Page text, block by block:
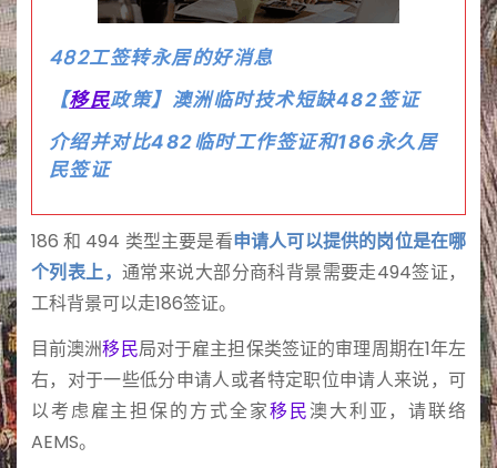
482工签转永居的好消息
【移民政策】澳洲临时技术短缺482签证
介绍并对比482临时工作签证和186永久居
民签证
186 和 494 类型主要是看申请人可以提供的岗位是在哪
个列表上， 通常来说大部分商科背景需要走494签证，
工科背景可以走186签证。
目前澳洲移民局对于雇主担保类签证的审理周期在1年左
右，对于一些低分申请人或者特定职位申请人来说，可
以考虑雇主担保的方式全家移民澳大利亚，请联络
AEMS。